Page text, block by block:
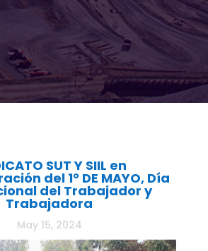
SUT Y SIIL en
del 1° DE MAYO, Día
del Trabajador y
Trabajadora
May 15, 2024